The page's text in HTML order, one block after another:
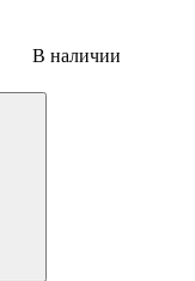
В наличии